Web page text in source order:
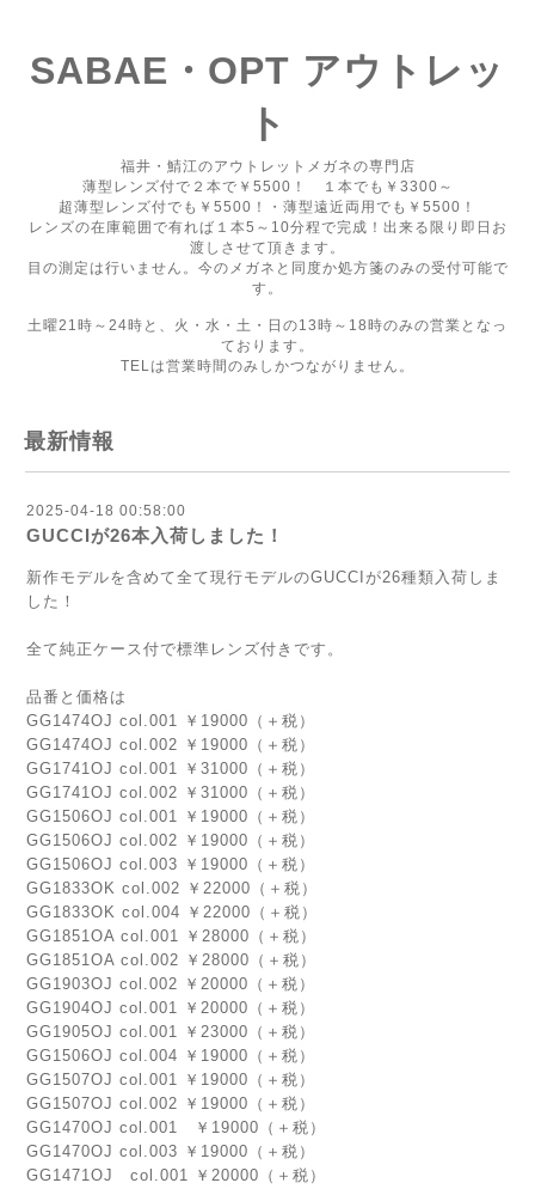
SABAE・OPT アウトレッ
ト
福井・鯖江のアウトレットメガネの専門店
薄型レンズ付で２本で￥5500！ １本でも￥3300～
超薄型レンズ付でも￥5500！・薄型遠近両用でも￥5500！
レンズの在庫範囲で有れば１本5～10分程で完成！出来る限り即日お
渡しさせて頂きます。
目の測定は行いません。今のメガネと同度か処方箋のみの受付可能で
す。
土曜21時～24時と、火・水・土・日の13時～18時のみの営業となっ
ております。
TELは営業時間のみしかつながりません。
最新情報
2025-04-18 00:58:00
GUCCIが26本入荷しました！
新作モデルを含めて全て現行モデルのGUCCIが26種類入荷しま
した！
全て純正ケース付で標準レンズ付きです。
品番と価格は
GG1474OJ col.001 ￥19000（＋税）
GG1474OJ col.002 ￥19000（＋税）
GG1741OJ col.001 ￥31000（＋税）
GG1741OJ col.002 ￥31000（＋税）
GG1506OJ col.001 ￥19000（＋税）
GG1506OJ col.002 ￥19000（＋税）
GG1506OJ col.003 ￥19000（＋税）
GG1833OK col.002 ￥22000（＋税）
GG1833OK col.004 ￥22000（＋税）
GG1851OA col.001 ￥28000（＋税）
GG1851OA col.002 ￥28000（＋税）
GG1903OJ col.002 ￥20000（＋税）
GG1904OJ col.001 ￥20000（＋税）
GG1905OJ col.001 ￥23000（＋税）
GG1506OJ col.004 ￥19000（＋税）
GG1507OJ col.001 ￥19000（＋税）
GG1507OJ col.002 ￥19000（＋税）
GG1470OJ col.001 ￥19000（＋税）
GG1470OJ col.003 ￥19000（＋税）
GG1471OJ col.001 ￥20000（＋税）